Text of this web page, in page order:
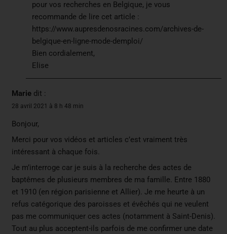
pour vos recherches en Belgique, je vous
recommande de lire cet article :
https://www.aupresdenosracines.com/archives-de-
belgique-en-ligne-mode-demploi/
Bien cordialement,
Elise
Marie dit :
28 avril 2021 à 8 h 48 min
Bonjour,
Merci pour vos vidéos et articles c’est vraiment très
intéressant à chaque fois.
Je m’interroge car je suis à la recherche des actes de
baptêmes de plusieurs membres de ma famille. Entre 1880
et 1910 (en région parisienne et Allier). Je me heurte à un
refus catégorique des paroisses et évêchés qui ne veulent
pas me communiquer ces actes (notamment à Saint-Denis).
Tout au plus acceptent-ils parfois de me confirmer une date